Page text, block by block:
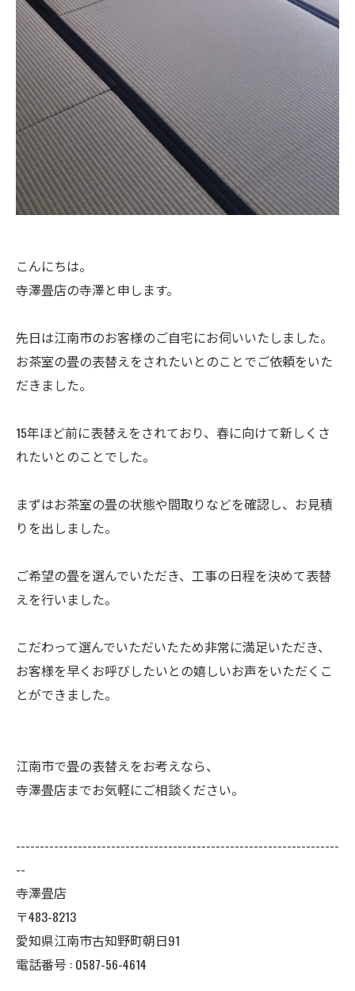
こんにちは。
寺澤畳店の寺澤と申します。
先日は江南市のお客様のご自宅にお伺いいたしました。
お茶室の畳の表替えをされたいとのことでご依頼をいた
だきました。
15年ほど前に表替えをされており、春に向けて新しくさ
れたいとのことでした。
まずはお茶室の畳の状態や間取りなどを確認し、お見積
りを出しました。
ご希望の畳を選んでいただき、工事の日程を決めて表替
えを行いました。
こだわって選んでいただいたため非常に満足いただき、
お客様を早くお呼びしたいとの嬉しいお声をいただくこ
とができました。
江南市で畳の表替えをお考えなら、
寺澤畳店までお気軽にご相談ください。
--------------------------------------------------------------------
--
寺澤畳店
〒483-8213
愛知県江南市古知野町朝日91
電話番号 : 0587-56-4614